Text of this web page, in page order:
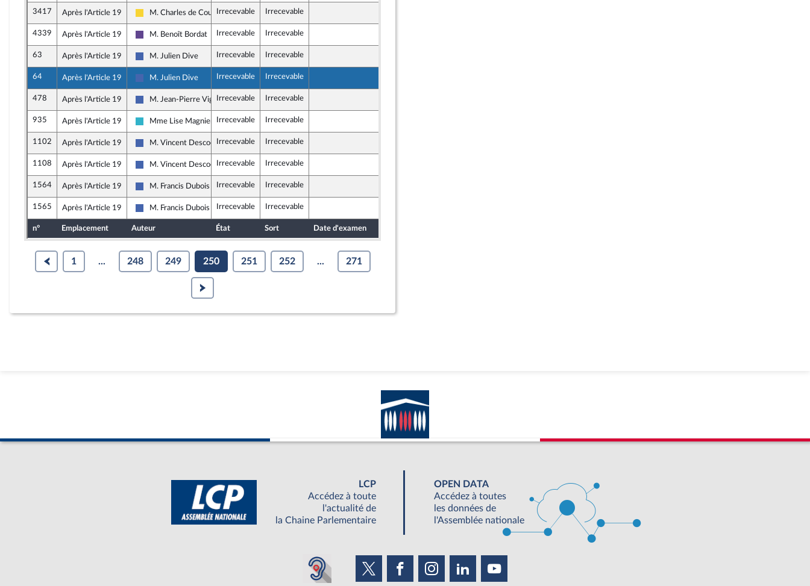
3417 Après l'Article 19
Libertés, Indépendants, Outre-mer et Territoires
M. Charles de CoursonIrrecevable Irrecevable
4339 Après l'Article 19
Renaissance
M. Benoît Bordat Irrecevable Irrecevable
63 Après l'Article 19
Les Républicains
M. Julien Dive Irrecevable Irrecevable
64 Après l'Article 19
Les Républicains
M. Julien Dive Irrecevable Irrecevable
478 Après l'Article 19
Les Républicains
M. Jean-Pierre VigierIrrecevable Irrecevable
935 Après l'Article 19
Horizons et apparentés
Mme Lise Magnier Irrecevable Irrecevable
1102 Après l'Article 19
Les Républicains
M. Vincent DescoeurIrrecevable Irrecevable
1108 Après l'Article 19
Les Républicains
M. Vincent DescoeurIrrecevable Irrecevable
1564 Après l'Article 19
Les Républicains
M. Francis Dubois Irrecevable Irrecevable
1565 Après l'Article 19
Les Républicains
M. Francis Dubois Irrecevable Irrecevable
n° Emplacement Auteur État Sort Date d'examen
1 ... 248 249 250 251 252 ... 271
LCP
Accédez à toute
l'actualité de
la Chaine Parlementaire
OPEN DATA
Accédez à toutes
les données de
l'Assemblée nationale